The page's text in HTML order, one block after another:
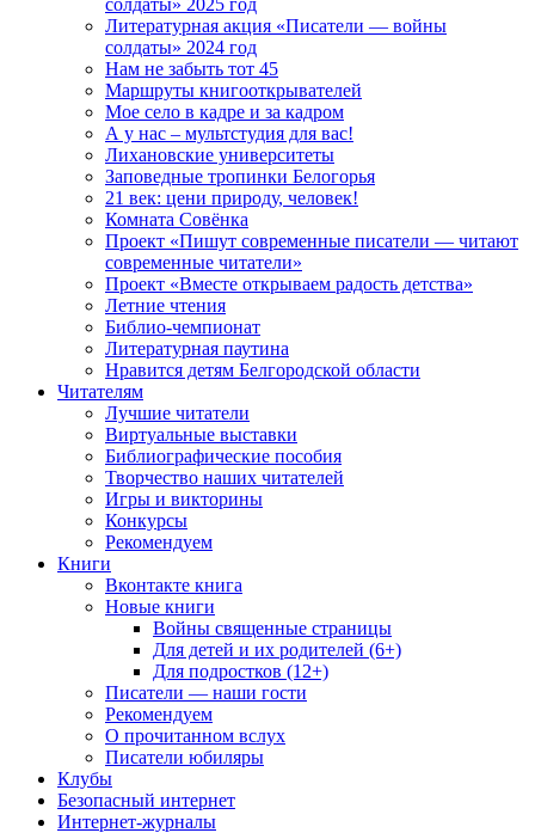
солдаты» 2025 год
Литературная акция «Писатели — войны
солдаты» 2024 год
Нам не забыть тот 45
Маршруты книгооткрывателей
Мое село в кадре и за кадром
А у нас – мультстудия для вас!
Лихановские университеты
Заповедные тропинки Белогорья
21 век: цени природу, человек!
Комната Совёнка
Проект «Пишут современные писатели — читают
современные читатели»
Проект «Вместе открываем радость детства»
Летние чтения
Библио-чемпионат
Литературная паутина
Нравится детям Белгородской области
Читателям
Лучшие читатели
Виртуальные выставки
Библиографические пособия
Творчество наших читателей
Игры и викторины
Конкурсы
Рекомендуем
Книги
Вконтакте книга
Новые книги
Войны священные страницы
Для детей и их родителей (6+)
Для подростков (12+)
Писатели — наши гости
Рекомендуем
О прочитанном вслух
Писатели юбиляры
Клубы
Безопасный интернет
Интернет-журналы